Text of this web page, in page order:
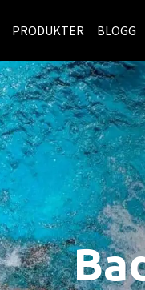
PRODUKTER BLOGG